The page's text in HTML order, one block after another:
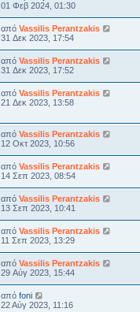
01 Φεβ 2024, 01:30
από Vassilis Perantzakis
31 Δεκ 2023, 17:54
από Vassilis Perantzakis
31 Δεκ 2023, 17:52
από Vassilis Perantzakis
21 Δεκ 2023, 13:58
από Vassilis Perantzakis
12 Οκτ 2023, 10:56
από Vassilis Perantzakis
14 Σεπ 2023, 08:54
από Vassilis Perantzakis
13 Σεπ 2023, 10:41
από Vassilis Perantzakis
11 Σεπ 2023, 13:29
από Vassilis Perantzakis
29 Αύγ 2023, 15:44
από foni
22 Αύγ 2023, 11:16